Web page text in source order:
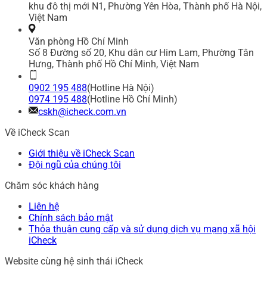
khu đô thị mới N1, Phường Yên Hòa, Thành phố Hà Nội,
Việt Nam
Văn phòng Hồ Chí Minh
Số 8 Đường số 20, Khu dân cư Him Lam, Phường Tân
Hưng, Thành phố Hồ Chí Minh, Việt Nam
0902 195 488(Hotline Hà Nội)
0974 195 488(Hotline Hồ Chí Minh)
cskh@icheck.com.vn
Về iCheck Scan
Giới thiệu về iCheck Scan
Đội ngũ của chúng tôi
Chăm sóc khách hàng
Liên hệ
Chính sách bảo mật
Thỏa thuận cung cấp và sử dụng dịch vụ mạng xã hội
iCheck
Website cùng hệ sinh thái iCheck